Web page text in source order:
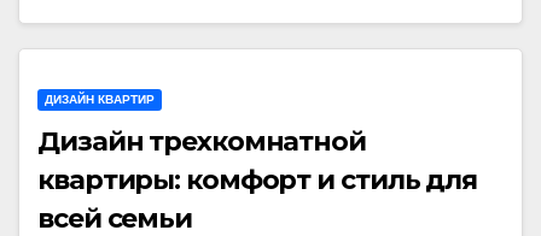
ДИЗАЙН КВАРТИР
Дизайн трехкомнатной
квартиры: комфорт и стиль для
всей семьи